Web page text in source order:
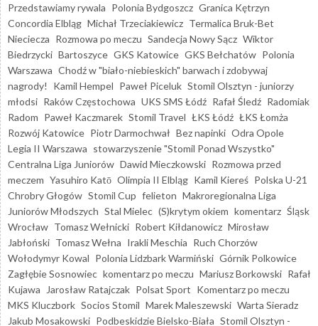
Przedstawiamy rywala Polonia Bydgoszcz Granica Kętrzyn
Concordia Elbląg Michał Trzeciakiewicz Termalica Bruk-Bet
Nieciecza Rozmowa po meczu Sandecja Nowy Sącz Wiktor
Biedrzycki Bartoszyce GKS Katowice GKS Bełchatów Polonia
Warszawa Chodź w "biało-niebieskich" barwach i zdobywaj
nagrody!
Kamil Hempel Paweł Piceluk Stomil Olsztyn - juniorzy
młodsi Raków Częstochowa UKS SMS Łódź Rafał Śledź Radomiak
Radom Paweł Kaczmarek Stomil Travel ŁKS Łódź ŁKS Łomża
Rozwój Katowice Piotr Darmochwał Bez napinki Odra Opole
Legia II Warszawa stowarzyszenie "Stomil Ponad Wszystko"
Centralna Liga Juniorów Dawid Mieczkowski Rozmowa przed
meczem Yasuhiro Katō Olimpia II Elbląg Kamil Kiereś Polska U-21
Chrobry Głogów Stomil Cup felieton Makroregionalna Liga
Juniorów Młodszych Stal Mielec (S)krytym okiem komentarz Śląsk
Wrocław Tomasz Wełnicki Robert Kiłdanowicz Mirosław
Jabłoński Tomasz Wełna Irakli Meschia Ruch Chorzów
Wołodymyr Kowal Polonia Lidzbark Warmiński Górnik Polkowice
Zagłębie Sosnowiec komentarz po meczu Mariusz Borkowski Rafał
Kujawa
Jarosław Ratajczak Polsat Sport Komentarz po meczu
MKS Kluczbork Socios Stomil Marek Maleszewski Warta Sieradz
Jakub Mosakowski Podbeskidzie Bielsko-Biała Stomil Olsztyn -